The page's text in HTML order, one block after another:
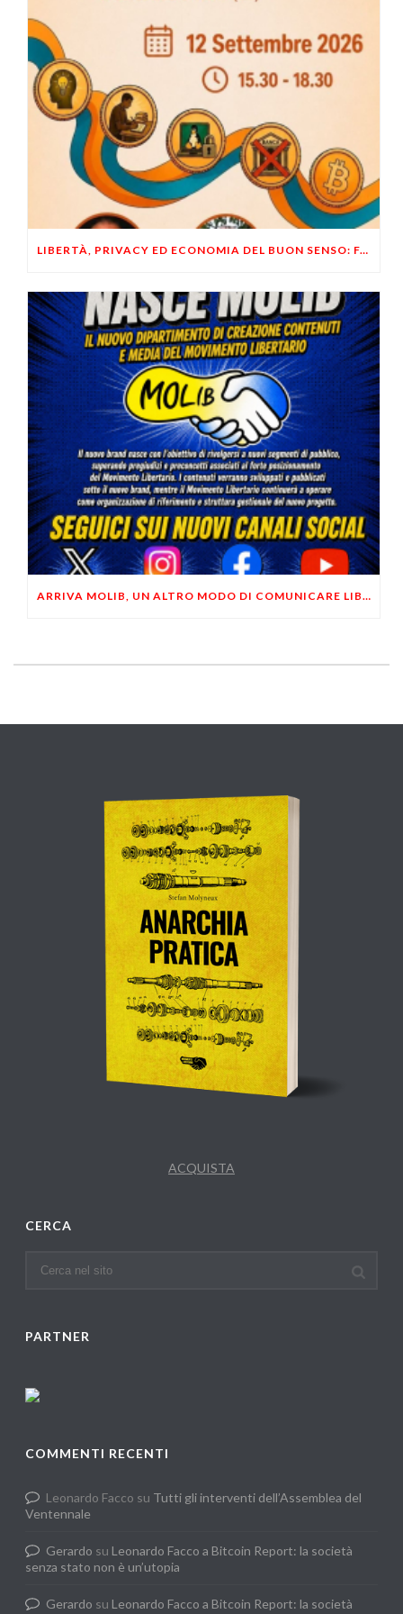
LIBERTÀ, PRIVACY ED ECONOMIA DEL BUON SENSO: FACCO E MUSUMECI A CASALECCHIO DI RENO (BO)
ARRIVA MOLIB, UN ALTRO MODO DI COMUNICARE LIBERTARIO
ACQUISTA
CERCA
PARTNER
COMMENTI RECENTI
Leonardo Facco su Tutti gli interventi dell’Assemblea del
Ventennale
Gerardo su Leonardo Facco a Bitcoin Report: la società
senza stato non è un’utopia
Gerardo su Leonardo Facco a Bitcoin Report: la società